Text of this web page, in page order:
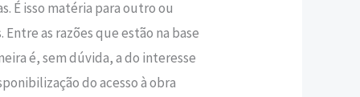
É isso matéria para outro ou
as razões que estão na base
é, sem dúvida, a do interesse
do acesso à obra